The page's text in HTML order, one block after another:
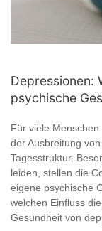
Depressionen:
psychische
Für viele
der Ausbreitung
Tagesstruktur.
leiden, stellen die
eigene psychische
welchen Einfluss
Gesundheit von